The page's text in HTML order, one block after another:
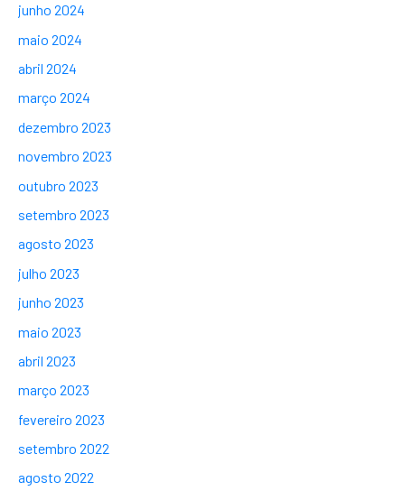
junho 2024
maio 2024
abril 2024
março 2024
dezembro 2023
novembro 2023
outubro 2023
setembro 2023
agosto 2023
julho 2023
junho 2023
maio 2023
abril 2023
março 2023
fevereiro 2023
setembro 2022
agosto 2022